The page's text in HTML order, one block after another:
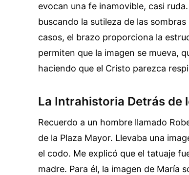
evocan una fe inamovible, casi
buscando la sutileza de las
casos, el brazo proporciona la
permiten que la imagen se mueva,
haciendo que el Cristo parezca
La Intrahistoria Detrás de
Recuerdo a un hombre llamado
de la Plaza Mayor. Llevaba una
el codo. Me explicó que el tatuaje
madre. Para él, la imagen de María